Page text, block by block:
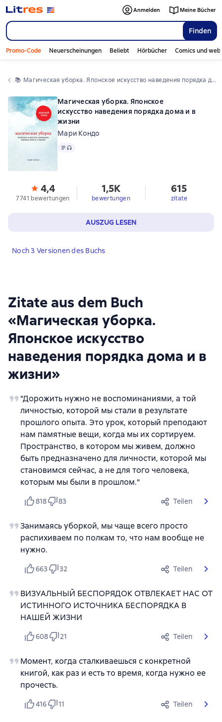
Finden
Anmelden Meine Bücher
Promo-Code Neuerscheinungen Beliebt Hörbücher Comics und
📚 Магическая уборка. Японское искусство наведения порядка дома и в жизни
Zitate aus dem Buch
«Магическая уборка.
Японское искусство
наведения порядка дома и в
жизни»
"Дорожить нужно не воспоминаниями, а той
личностью, которой мы стали в результате
прошлого опыта. Это урок, который преподают
нам памятные вещи, когда мы их сортируем.
Пространство, в котором мы живем, должно
быть предназначено для личности, которой мы
становимся сейчас, а не для того человека,
которым мы были в прошлом."
818 83 Teilen
Занимаясь уборкой, мы чаще всего просто
распихиваем по полкам то, что нам вообще не
нужно.
663 32 Teilen
ВИЗУАЛЬНЫЙ БЕСПОРЯДОК ОТВЛЕКАЕТ НАС ОТ
ИСТИННОГО ИСТОЧНИКА БЕСПОРЯДКА В
НАШЕЙ ЖИЗНИ
608 21 Teilen
Момент, когда сталкиваешься с конкретной
книгой, как раз и есть то время, когда нужно ее
прочесть.
416 11 Teilen
Магическая уборка. Японское
искусство наведения порядка дома и в
жизни
Мари Кондо
Text, Audioformat verfügbar
4,4
7741 bewertungen
1,5K
bewertungen
615
zitate
AUSZUG LESEN
Noch 3 Versionen des Buchs